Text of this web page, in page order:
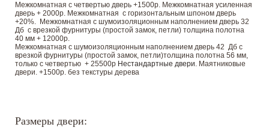
Межкомнатная с четвертью дверь +1500р. Межкомнатная усиленная
дверь + 2000р. Межкомнатная с горизонтальным шпоном дверь
+20%. Межкомнатная с шумоизоляционным наполнением дверь 32
Дб с врезкой фурнитуры (простой замок, петли) толщина полотна
40 мм + 12000р.
Межкомнатная с шумоизоляционным наполнением дверь 42 Дб с
врезкой фурнитуры (простой замок, петли)толщина полотна 56 мм,
только с четвертью + 25500р Нестандартные двери. Маятниковые
двери. +1500р. без текстуры дерева
Размеры двери: